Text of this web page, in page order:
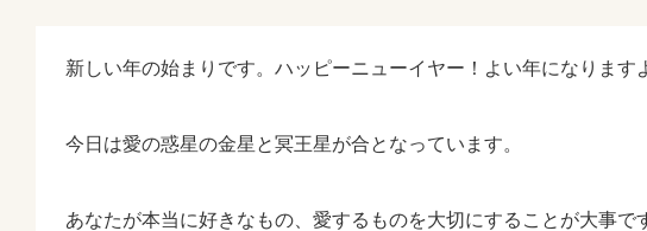
新しい年の始まりです。ハッピーニューイヤー！よい年になります
今日は愛の惑星の金星と冥王星が合となっています。
あなたが本当に好きなもの、愛するものを大切にすることが大事で